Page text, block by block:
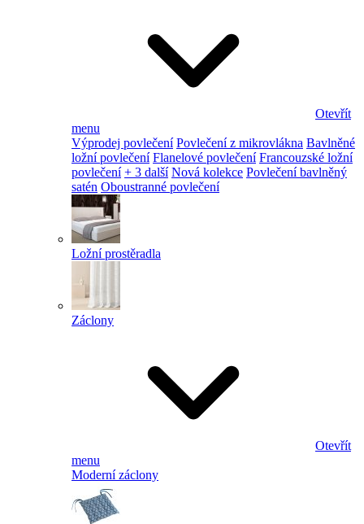
Otevřít
menu
Výprodej povlečení Povlečení z mikrovlákna Bavlněné
ložní povlečení Flanelové povlečení Francouzské ložní
povlečení + 3 další Nová kolekce Povlečení bavlněný
satén Oboustranné povlečení
Ložní prostěradla
Záclony
Otevřít
menu
Moderní záclony